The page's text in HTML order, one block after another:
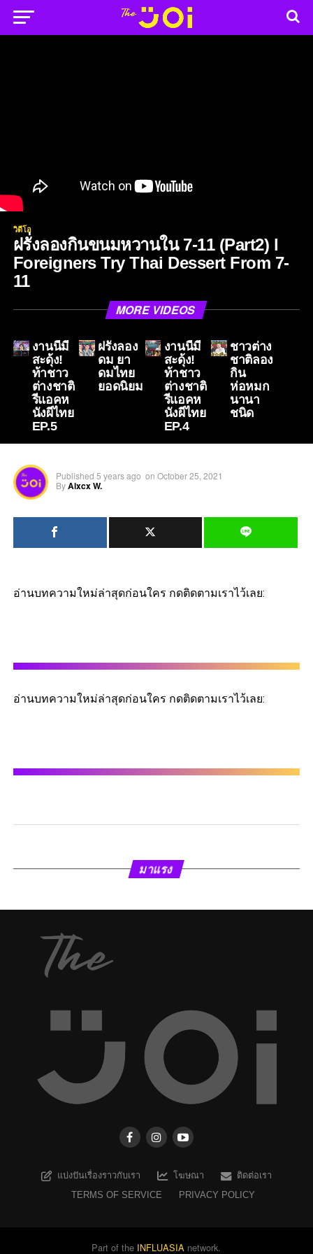
วิดีโอ
ฝรั่งลองกินขนมหวานใน 7-11 (Part2) l
Foreigners Try Thai Dessert From 7-
11
MORE VIDEOS
งานนี้มี
สะดุ้ง!
ท้าชาว
ต่างชาติ
รีแอคห
นังผีไทย
EP.5
ฝรั่งลอง
ดม ยา
ดมไทย
ยอดนิยม
งานนี้มี
สะดุ้ง!
ท้าชาว
ต่างชาติ
รีแอคห
นังผีไทย
EP.4
ชาวต่าง
ชาติลอง
กิน
ห่อหมก
นานา
ชนิด
Published 5 years ago on October 25, 2021
ByAlxcx W.
อ่านบทความใหม่ล่าสุดก่อนใคร กดติดตามเราไว้เลย:
อ่านบทความใหม่ล่าสุดก่อนใคร กดติดตามเราไว้เลย:
มาแรง
แบ่งปันเรื่องราวกับเรา โฆษณา
ติดต่อเรา
TERMS OF SERVICE
PRIVACY POLICY
Part of the INFLUASIA network.